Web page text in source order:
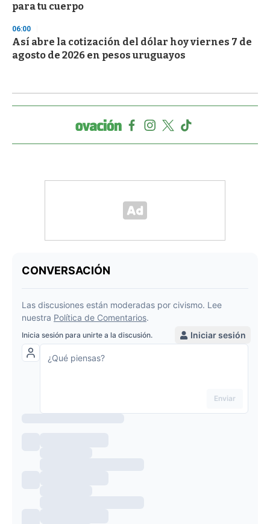
para tu cuerpo
06:00
Así abre la cotización del dólar hoy viernes 7 de
agosto de 2026 en pesos uruguayos